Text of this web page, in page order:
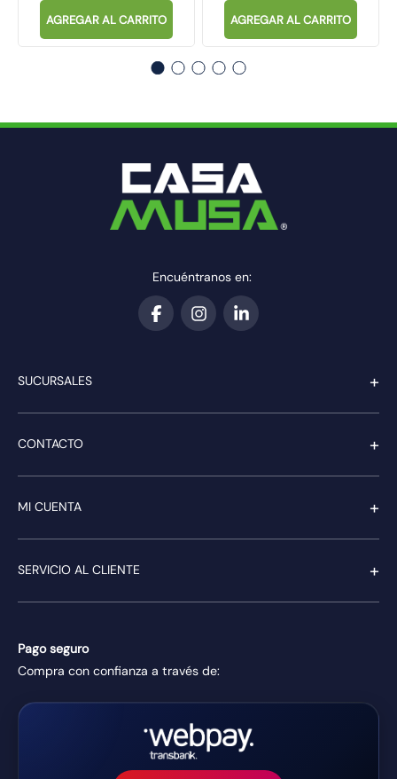
AGREGAR AL CARRITO AGREGAR AL CARRITO
Encuéntranos en:
SUCURSALES +
CONTACTO +
MI CUENTA +
SERVICIO AL CLIENTE +
Pago seguro
Compra con confianza a través de: